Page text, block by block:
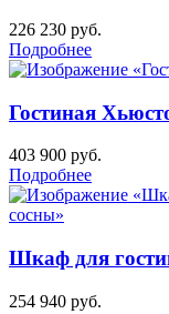
226 230 руб.
Подробнее
Гостиная
403 900 руб.
Подробнее
Шкаф для
254 940 руб.